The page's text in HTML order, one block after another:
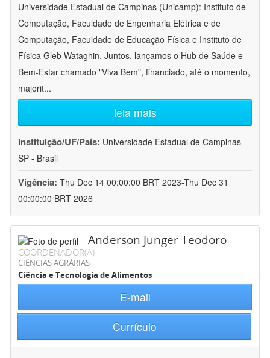
Universidade Estadual de Campinas (Unicamp): Instituto de
Computação, Faculdade de Engenharia Elétrica e de
Computação, Faculdade de Educação Física e Instituto de
Física Gleb Wataghin. Juntos, lançamos o Hub de Saúde e
Bem-Estar chamado "Viva Bem", financiado, até o momento,
majorit...
leia mais
Instituição/UF/País: Universidade Estadual de Campinas -
SP - Brasil
Vigência: Thu Dec 14 00:00:00 BRT 2023-Thu Dec 31
00:00:00 BRT 2026
Anderson Junger Teodoro
COORDENADOR(A)
CIÊNCIAS AGRÁRIAS
Ciência e Tecnologia de Alimentos
E-mail
Currículo